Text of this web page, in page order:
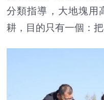
分類指導，大地塊用
耕，目的只有一個：